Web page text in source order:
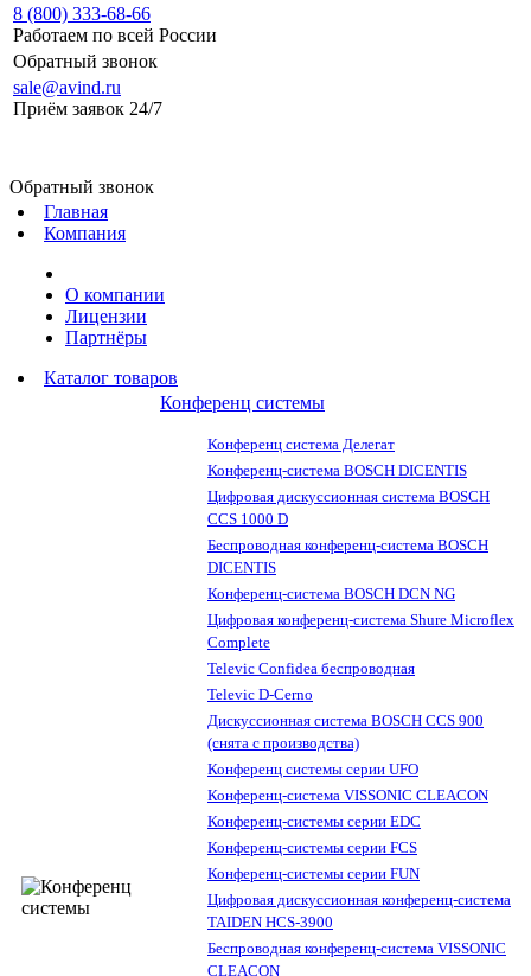
8 (800) 333-68-66
Работаем по всей России
Обратный звонок
sale@avind.ru
Приём заявок 24/7
Обратный звонок
Главная
Компания
О компании
Лицензии
Партнёры
Каталог товаров
Конференц системы
Конференц система Делегат
Конференц-система BOSCH DICENTIS
Цифровая дискуссионная система BOSCH
CCS 1000 D
Беспроводная конференц-система BOSCH
DICENTIS
Конференц-система BOSCH DCN NG
Цифровая конференц-система Shure Microflex
Complete
Televic Confidea беспроводная
Televic D-Cerno
Дискуссионная система BOSCH CCS 900
(снята с производства)
Конференц системы серии UFO
Конференц-система VISSONIC CLEACON
Конференц-системы серии EDC
Конференц-системы серии FCS
Конференц-системы серии FUN
Цифровая дискуссионная конференц-система
TAIDEN HCS-3900
Беспроводная конференц-система VISSONIC
CLEACON